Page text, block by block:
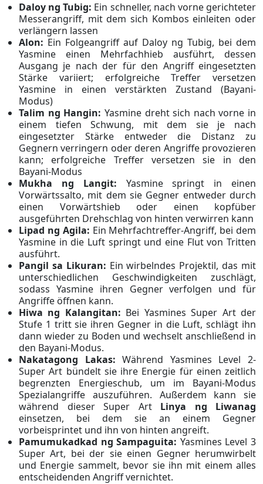
Daloy ng Tubig: Ein schneller, nach vorne gerichteter
Messerangriff, mit dem sich Kombos einleiten oder
verlängern lassen
Alon: Ein Folgeangriff auf Daloy ng Tubig, bei dem
Yasmine einen Mehrfachhieb ausführt, dessen
Ausgang je nach der für den Angriff eingesetzten
Stärke variiert; erfolgreiche Treffer versetzen
Yasmine in einen verstärkten Zustand (Bayani-
Modus)
Talim ng Hangin: Yasmine dreht sich nach vorne in
einem tiefen Schwung, mit dem sie je nach
eingesetzter Stärke entweder die Distanz zu
Gegnern verringern oder deren Angriffe provozieren
kann; erfolgreiche Treffer versetzen sie in den
Bayani-Modus
Mukha ng Langit: Yasmine springt in einen
Vorwärtssalto, mit dem sie Gegner entweder durch
einen Vorwärtshieb oder einen kopfüber
ausgeführten Drehschlag von hinten verwirren kann
Lipad ng Agila: Ein Mehrfachtreffer-Angriff, bei dem
Yasmine in die Luft springt und eine Flut von Tritten
ausführt.
Pangil sa Likuran: Ein wirbelndes Projektil, das mit
unterschiedlichen Geschwindigkeiten zuschlägt,
sodass Yasmine ihren Gegner verfolgen und für
Angriffe öffnen kann.
Hiwa ng Kalangitan: Bei Yasmines Super Art der
Stufe 1 tritt sie ihren Gegner in die Luft, schlägt ihn
dann wieder zu Boden und wechselt anschließend in
den Bayani-Modus.
Nakatagong Lakas: Während Yasmines Level 2-
Super Art bündelt sie ihre Energie für einen zeitlich
begrenzten Energieschub, um im Bayani-Modus
Spezialangriffe auszuführen. Außerdem kann sie
während dieser Super Art Linya ng Liwanag
einsetzen, bei dem sie an einem Gegner
vorbeisprintet und ihn von hinten angreift.
Pamumukadkad ng Sampaguita: Yasmines Level 3
Super Art, bei der sie einen Gegner herumwirbelt
und Energie sammelt, bevor sie ihn mit einem alles
entscheidenden Angriff vernichtet.